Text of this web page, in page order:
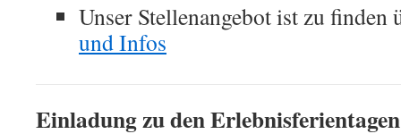
Unser Stellenangebot ist zu finden
und Infos
Einladung zu den